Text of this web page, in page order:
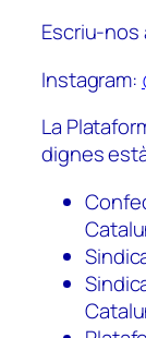
Escriu-nos
Instagram:
La
dignes